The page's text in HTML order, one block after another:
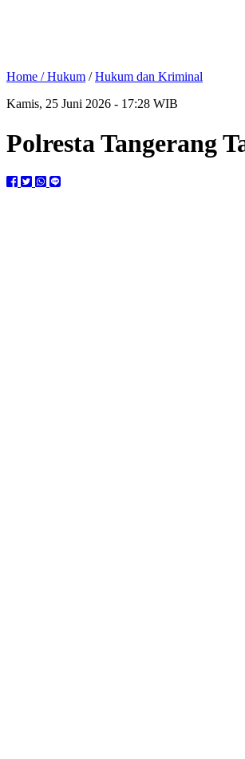
Home /Hukum /Hukum dan Kriminal
Kamis, 25 Juni 2026 - 17:28 WIB
Polresta Tangerang